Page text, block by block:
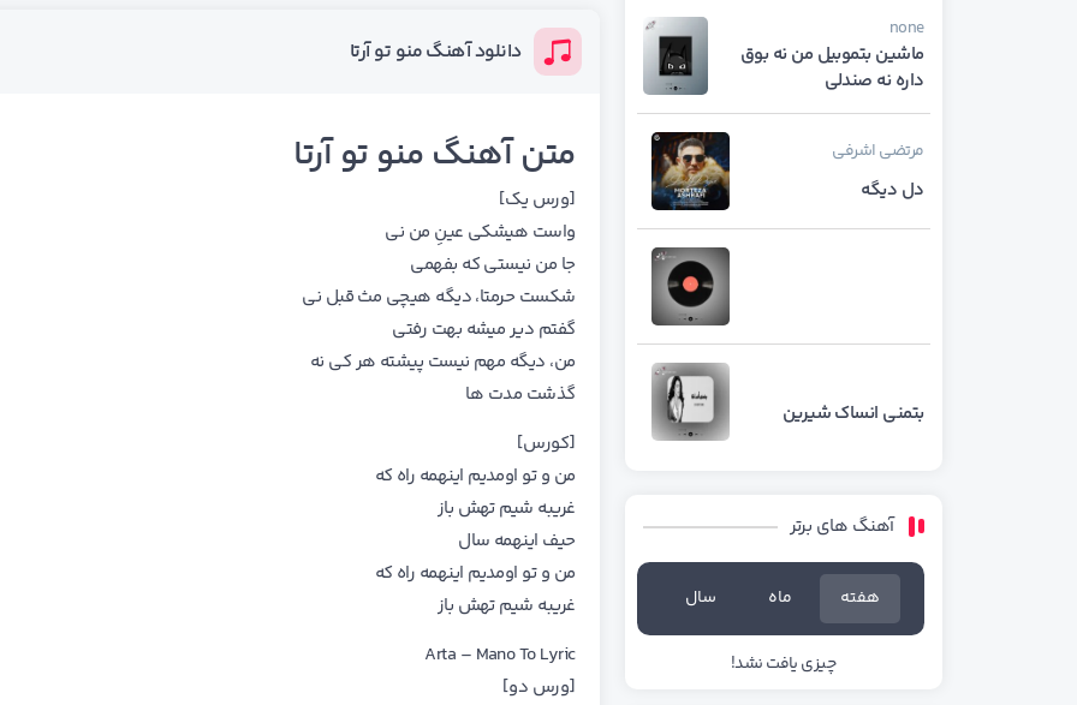
none
ماشین بتموبیل من نه بوق
داره نه صندلی
مرتضی اشرفی
دل دیگه
بتمنی انساک شیرین
آهنگ های برتر
هفته ماه سال
چیزی یافت نشد!
دانلود آهنگ منو تو آرتا
متن آهنگ منو تو آرتا
[ورس یک]
واست هیشکی عینِ من نی
جا من نیستی که بفهمی
شکست حرمتا، دیگه هیچی مث قبل نی
گفتم دیر میشه بهت رفتی
من، دیگه مهم نیست پیشته هر کی نه
گذشت مدت ها
[کورس]
من و تو اومدیم اینهمه راه که
غریبه شیم تهش باز
حیف اینهمه سال
من و تو اومدیم اینهمه راه که
غریبه شیم تهش باز
Arta – Mano To Lyric
[ورس دو]